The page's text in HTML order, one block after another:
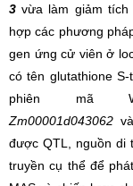
3 vừa làm giảm tích
hợp các phương
gen ứng cử viên ở
có tên glutathione
phiên mã
Zm00001d043062
được QTL, nguồn di
truyền cụ thể để